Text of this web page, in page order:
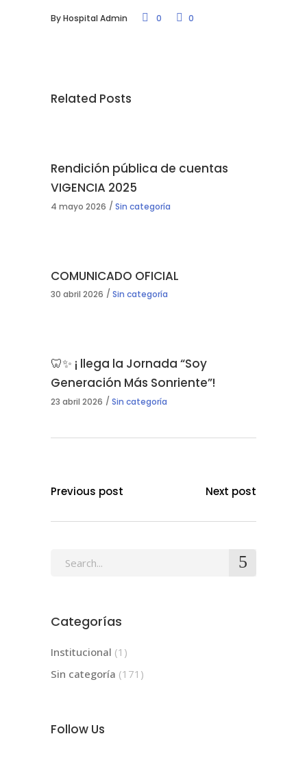
ByHospital Admin 0 0
Related Posts
Rendición pública de cuentas
VIGENCIA 2025
4 mayo 2026 Sin categoría
COMUNICADO OFICIAL
30 abril 2026 Sin categoría
🦷✨ ¡ llega la Jornada “Soy
Generación Más Sonriente”!
23 abril 2026 Sin categoría
Previous post Next post
Search
Categorías
Institucional (1)
Sin categoría (171)
Follow Us